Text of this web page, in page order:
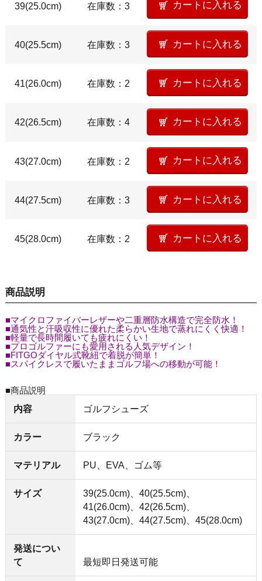
39(25.0cm) 在庫数：3
40(25.5cm) 在庫数：3
41(26.0cm) 在庫数：2
42(26.5cm) 在庫数：4
43(27.0cm) 在庫数：2
44(27.5cm) 在庫数：3
45(28.0cm) 在庫数：2
商品説明
■マイクロファイバーレザーや二重層防水構造で完全防水！
■通気性と汗吸収性に優れた柔らかい生地で蒸れにくく快適！
■軽量で長時間履いても疲れにくい！
■プロゴルファーにも愛用される人気デザイン！
■FITGOダイヤル式靴紐で着脱が簡単！
■スパイクレスで履いたままゴルフ場への移動が可能！
■商品説明
内容
ゴルフシューズ
カラー ブラック
マテリアル PU、EVA、ゴム等
サイズ
39(25.0cm)、40(25.5cm)、
41(26.0cm)、42(26.5cm)、
43(27.0cm)、44(27.5cm)、45(28.0cm)
発送につい
て
最短即日発送可能